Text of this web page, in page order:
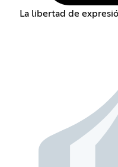
La libertad de